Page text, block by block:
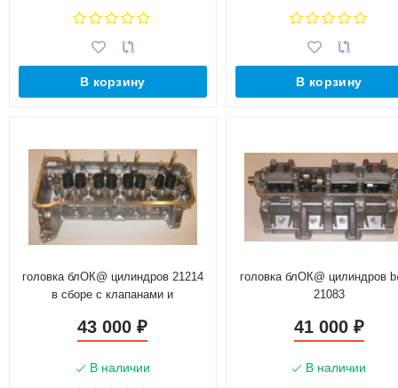
В корзину В корзину
головка блОК@ цилиндров 21214
в сборе с клапанами и
образца
43 000₽
В наличии
головка блОК@ цилиндров
21083
41 000 ₽
В наличии